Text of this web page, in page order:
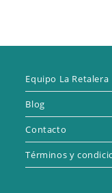
Equipo La Retalera
Blog
Contacto
Términos y